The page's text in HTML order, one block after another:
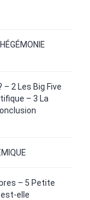
2 Les Big Five
– 3 La
– 5 Petite
elle